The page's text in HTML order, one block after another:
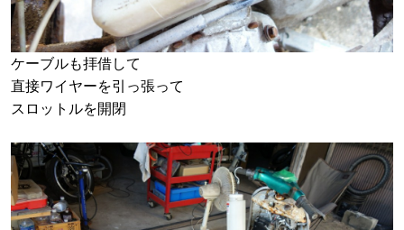
ケーブルも拝借して
直接ワイヤーを引っ張って
スロットルを開閉